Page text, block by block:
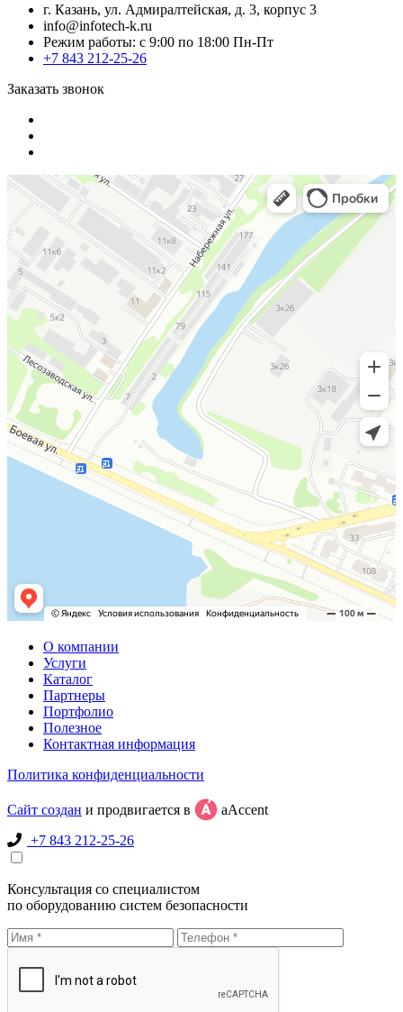
г. Казань, ул. Адмиралтейская, д. 3, корпус 3
info@infotech-k.ru
Режим работы: с 9:00 по 18:00 Пн-Пт
+7 843 212-25-26
Заказать звонок
О компании
Услуги
Каталог
Партнеры
Портфолио
Полезное
Контактная информация
Политика конфиденциальности
Сайт создан и продвигается в
aAccent
+7 843 212-25-26
Консультация со специалистом
по оборудованию систем безопасности